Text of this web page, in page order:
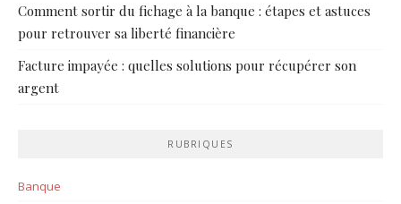
Comment sortir du fichage à la banque : étapes et astuces
pour retrouver sa liberté financière
Facture impayée : quelles solutions pour récupérer son
argent
RUBRIQUES
Banque